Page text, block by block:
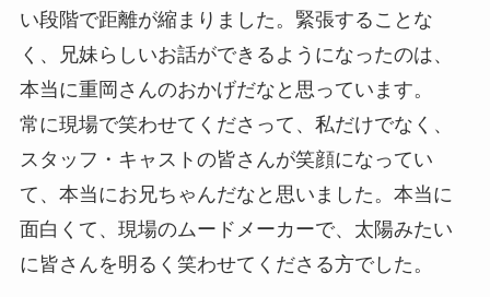
い段階で距離が縮まりました。緊張することな
く、兄妹らしいお話ができるようになったのは、
本当に重岡さんのおかげだなと思っています。
常に現場で笑わせてくださって、私だけでなく、
スタッフ・キャストの皆さんが笑顔になってい
て、本当にお兄ちゃんだなと思いました。本当に
面白くて、現場のムードメーカーで、太陽みたい
に皆さんを明るく笑わせてくださる方でした。